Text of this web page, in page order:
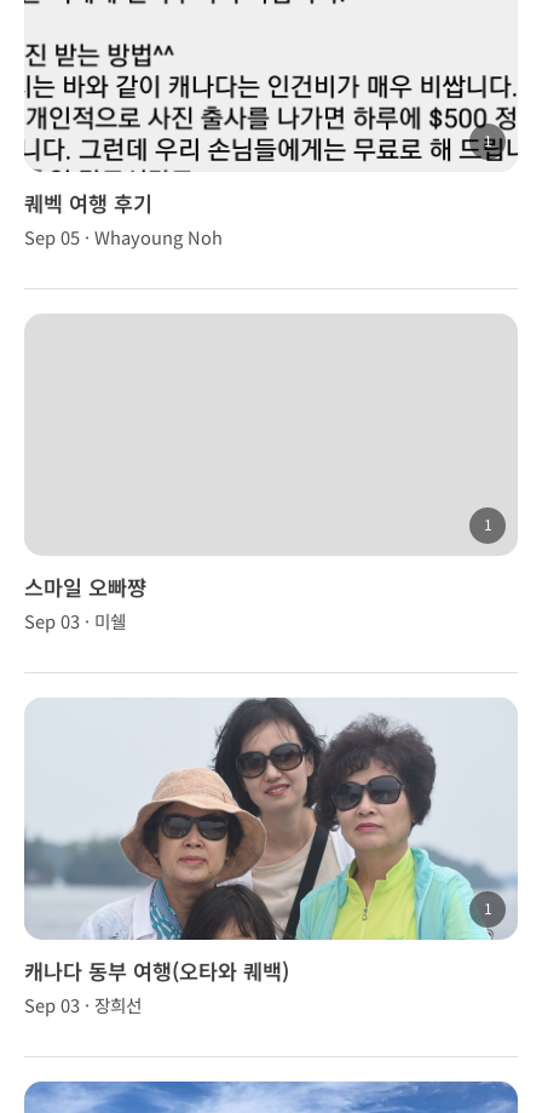
1
퀘벡 여행 후기
Sep 05 · Whayoung Noh
1
스마일 오빠쨩
Sep 03 · 미쉘
1
캐나다 동부 여행(오타와 퀘백)
Sep 03 · 장희선